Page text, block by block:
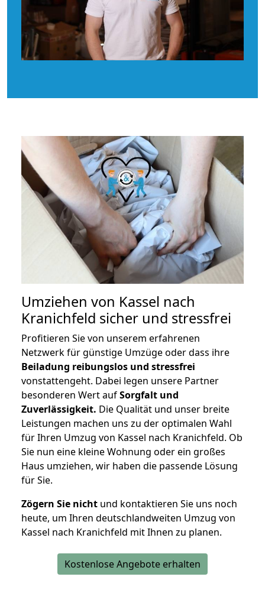
Umziehen von Kassel nach
Kranichfeld sicher und stressfrei
Profitieren Sie von unserem erfahrenen
Netzwerk für günstige Umzüge oder dass ihre
Beiladung reibungslos und stressfrei
vonstattengeht. Dabei legen unsere Partner
besonderen Wert aufSorgfalt und
Zuverlässigkeit. Die Qualität und unser breite
Leistungen machen uns zu der optimalen Wahl
für Ihren Umzug von Kassel nach Kranichfeld. Ob
Sie nun eine kleine Wohnung oder ein großes
Haus umziehen, wir haben die passende Lösung
für Sie.
Zögern Sie nicht und kontaktieren Sie uns noch
heute, um Ihren deutschlandweiten Umzug von
Kassel nach Kranichfeld mit Ihnen zu planen.
Kostenlose Angebote erhalten